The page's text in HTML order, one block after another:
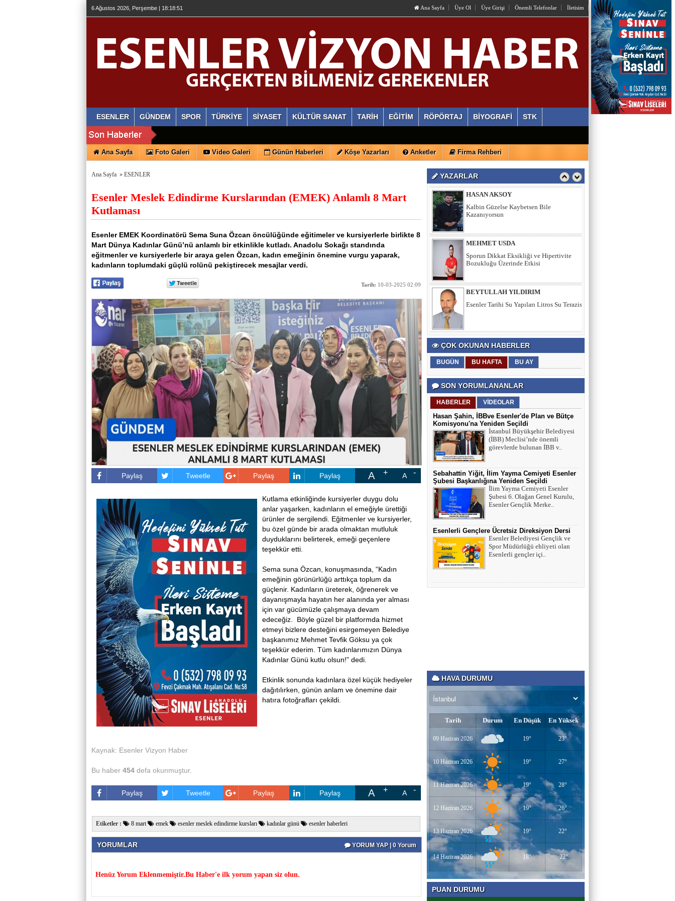
6 Ağustos 2026, Perşembe | 18:18:52 Ana Sayfa Üye Ol Üye Girişi Önemli Telefonlar İletisim
ESENLER GÜNDEM SPOR TÜRKİYE SİYASET KÜLTÜR SANAT TARİH EĞİTİM RÖPÖRTAJ BİYOGRAFİ STK
Ana Sayfa Foto Galeri Video Galeri Günün Haberleri Köşe Yazarları Anketler Firma Rehberi
Ana Sayfa » ESENLER
Esenler Meslek Edindirme Kurslarından (EMEK) Anlamlı 8 Mart
Kutlaması
Esenler EMEK Koordinatörü Sema Suna Özcan öncülüğünde eğitimeler ve kursiyerlerle birlikte 8
Mart Dünya Kadınlar Günü’nü anlamlı bir etkinlikle kutladı. Anadolu Sokağı standında
eğitmenler ve kursiyerlerle bir araya gelen Özcan, kadın emeğinin önemine vurgu yaparak,
kadınların toplumdaki güçlü rolünü pekiştirecek mesajlar verdi.
Tarih: 10-03-2025 02:09
Paylaş Tweetle Paylaş Paylaş A A
Kutlama etkinliğinde kursiyerler duygu dolu
anlar yaşarken, kadınların el emeğiyle ürettiği
ürünler de sergilendi. Eğitmenler ve kursiyerler,
bu özel günde bir arada olmaktan mutluluk
duyduklarını belirterek, emeği geçenlere
teşekkür etti.
Sema suna Özcan, konuşmasında, “Kadın
emeğinin görünürlüğü arttıkça toplum da
güçlenir. Kadınların üreterek, öğrenerek ve
dayanışmayla hayatın her alanında yer alması
için var gücümüzle çalışmaya devam
edeceğiz. Böyle güzel bir platformda hizmet
etmeyi bizlere desteğini esirgemeyen Belediye
başkanımız Mehmet Tevfik Göksu ya çok
teşekkür ederim. Tüm kadınlarımızın Dünya
Kadınlar Günü kutlu olsun!” dedi.
Etkinlik sonunda kadınlara özel küçük hediyeler
dağıtılırken, günün anlam ve önemine dair
hatıra fotoğrafları çekildi.
Kaynak: Esenler Vizyon Haber
Bu haber 454 defa okunmuştur.
Paylaş Tweetle Paylaş Paylaş A A
Etiketler : 8 mart emek esenler meslek edindirme kursları kadınlar günü esenler haberleri
YORUMLAR YORUM YAP | 0 Yorum
Henüz Yorum Eklenmemiştir.Bu Haber'e ilk yorum yapan siz olun.
YAZARLAR
OSMAN HAZIR
İstiyorlar Ki Unutalım!
AYLİN ALVEREN ÖZEN
SEN SACA GEL YETER
Ahlaki Yozlaşma Platformları
HASAN AKSOY
Kalbin Güzelse Kaybetsen Bile
Kazanıyorsun
MEHMET USDA
Sporun Dikkat Eksikliği ve Hipertivite
Bozukluğu Üzerinde Etkisi
BEYTULLAH YILDIRIM
Esenler Tarihi Su Yapıları Litros Su Terazisi
HÜSEYİN YILMAZ
TEŞEKKÜRLER
TARIK SEZAİ KARATEPE
İstanbul Sözleşmesi değil, 'Veda Hutbesi!
AYŞE GÜL ÖZER
Aklın Sustuğu Yerde, “Ş İ D D E T”
Konuşur!
MUSTAFA KARACA
HAYVAN HAKLARI
AV. SEDAT İLBEGİ
YENİ PARTİ (Seçilmişlerin Mahvına,
Statükonun Devamına…)
HAMZA BALCI
"DİRİ DİRİ TOPRAĞA GÖMÜLEN
KIZA,HANGİ GÜNAHTAN ÖTÜRÜ
ÖLDÜRÜLDÜĞÜ SORULDUĞU
Uğur Çoban
Bir Derviş
Kadın İstihdamı mı, Aileyi Bitirme Projesi
mi?
Tarık Sharabaty
Esenlerin Ablası
BAŞARILI OLMANIN SIRLARI
Sümeyye KAYA
Miraç Gecesi
Muhammed Süleyman Çelebi
Hamburgun karanlık sokakları
ÇOK OKUNAN HABERLER
BUGÜN BU HAFTA BU AY
SON YORUMLANANLAR
HABERLER VİDEOLAR
Hasan Şahin, İBBve Esenler'de Plan ve Bütçe
Komisyonu'na Yeniden Seçildi
İstanbul Büyükşehir Belediyesi
(İBB) Meclisi’nde önemli
görevlerde bulunan İBB v..
Sebahattin Yiğit, İlim Yayma Cemiyeti Esenler
Şubesi Başkanlığına Yeniden Seçildi
İlim Yayma Cemiyeti Esenler
Şubesi 6. Olağan Genel Kurulu,
Esenler Gençlik Merke..
Esenlerli Gençlere Ücretsiz Direksiyon Dersi
Esenler Belediyesi Gençlik ve
Spor Müdürlüğü ehliyeti olan
Esenlerli gençler içi..
HAVA DURUMU
Tarih Durum En Düşük En Yüksek
09 Haziran 2026 19° 23°
10 Haziran 2026 19° 27°
11 Haziran 2026 19° 28°
12 Haziran 2026 19° 26°
13 Haziran 2026 19° 22°
14 Haziran 2026 18° 22°
PUAN DURUMU